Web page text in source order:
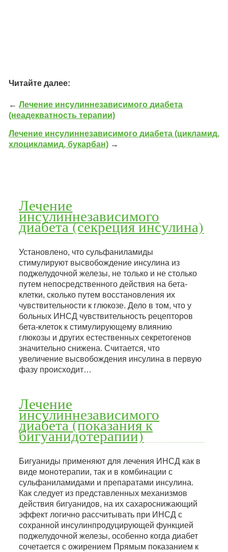
Читайте далее:
←Лечение инсулиннезависимого диабета
(неадекватность терапии)
Лечение инсулиннезависимого диабета (цикламид,
хлоцикламид, букарбан) →
Лечение
инсулиннезависимого
диабета (секреция инсулина)
Установлено, что сульфаниламиды
стимулируют высвобождение инсулина из
поджелудочной железы, не только и не столько
путем непосредственного действия на бета-
клетки, сколько путем восстановления их
чувствительности к глюкозе. Дело в том, что у
больных ИНСД чувствительность рецепторов
бета-клеток к стимулирующему влиянию
глюкозы и других естественных секретогенов
значительно снижена. Считается, что
увеличение высвобождения инсулина в первую
фазу происходит…
Лечение
инсулиннезависимого
диабета (показания к
бигуанидотерапии)
Бигуаниды применяют для лечения ИНСД как в
виде монотерапии, так и в комбинации с
сульфаниламидами и препаратами инсулина.
Как следует из представленных механизмов
действия бигуанидов, на их сахароснижающий
эффект логично рассчитывать при ИНСД с
сохранной инсулинпродуцирующей функцией
поджелудочной железы, особенно когда диабет
сочетается с ожирением Прямым показанием к